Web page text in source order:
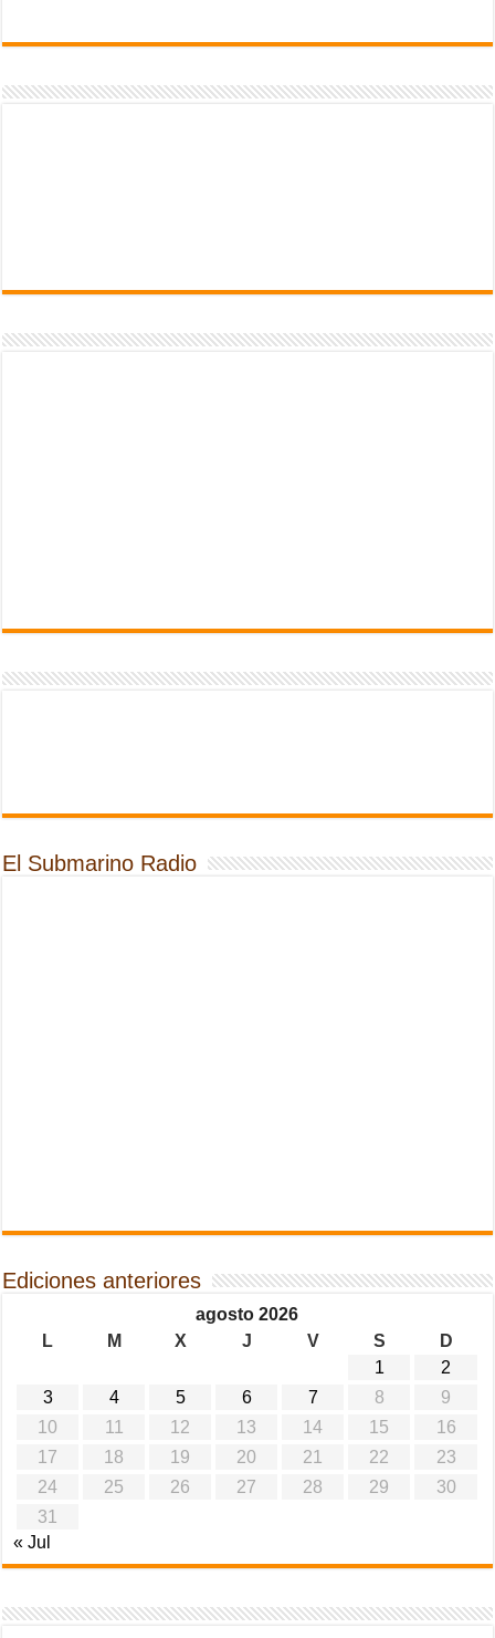
El Submarino Radio
Ediciones anteriores
agosto 2026
L
M X J V S
D
1
2
3
4 5 6 7 8
9
10
11 12 13 14 15
16
17
18 19 20 21 22
23
24
25 26 27 28 29
30
31
« Jul